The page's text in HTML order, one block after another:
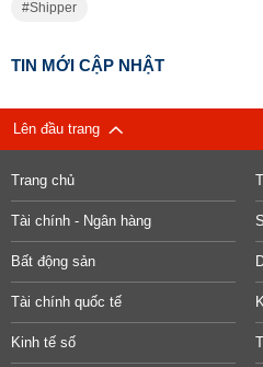
Shipper
TIN MỚI CẬP NHẬT
Lên đầu trang
Trang chủ
Tài chính - Ngân hàng
Bất động sản
Tài chính quốc tế
Kinh tế số